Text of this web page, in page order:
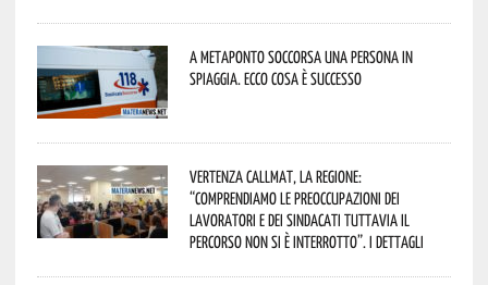
A Metaponto soccorsa una persona in
spiaggia. Ecco cosa è successo
Vertenza CallMat, la Regione:
“comprendiamo le preoccupazioni dei
lavoratori e dei sindacati tuttavia il
percorso non si è interrotto”. I dettagli